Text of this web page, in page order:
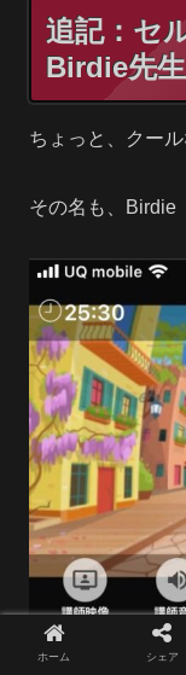
追記：セ
Birdie先生
ちょっと、クー
その名も、Birdie
ホーム シェア